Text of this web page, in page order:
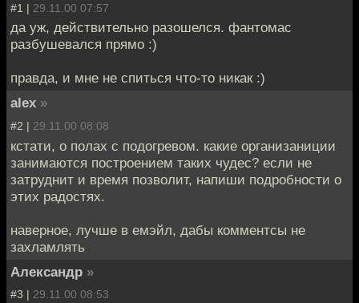
#1 | 29.11.00 07:57
да уж, действительно разошелся. фантомас
разбушевался прямо :)
правда, и мне не спиться что-то никак :)
alex »
#2 | 29.11.00 08:08
кстати, о полах с подогревом. какие организаниции
занимаются построением таких чудес? если не
затруднит и время позволит, напиши подробности о
этих радостях.
наверное, лучше в емэйл, дабы комментсы не
захламлять
Александр »
#3 | 29.11.00 08:53